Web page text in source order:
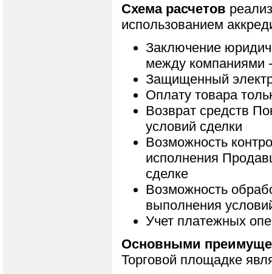
Схема расчетов
использованием
Заключение
между компаниями
Защищенный
Оплату товара
Возврат средств
условий сделки
Возможность
исполнения
сделке
Возможность
выполнения
Учет платежных
Основными
Торговой площадке